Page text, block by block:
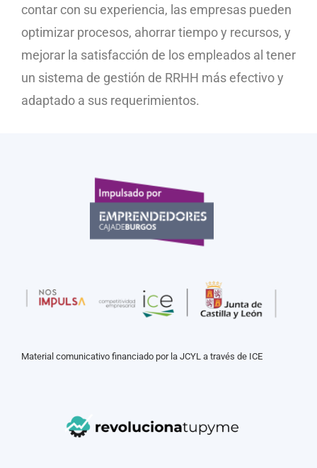
contar con su experiencia, las empresas pueden
optimizar procesos, ahorrar tiempo y recursos, y
mejorar la satisfacción de los empleados al tener
un sistema de gestión de RRHH más efectivo y
adaptado a sus requerimientos.
Material comunicativo financiado por la JCYL a través de ICE